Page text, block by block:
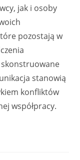
jak i osoby
pozostają w
skonstruowane
stanowią
konfliktów
współpracy.